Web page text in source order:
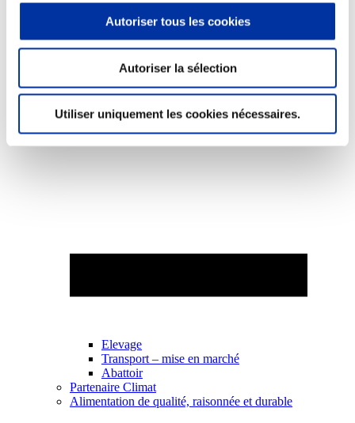
Autoriser tous les cookies
Autoriser la sélection
Utiliser uniquement les cookies nécessaires.
Valorisation de l’herbe
Autonomie des élevages
Qualité air, eau, sols
Evaluation environnementale
Bien-être, Protection et Santé des animaux
Elevage
Transport – mise en marché
Abattoir
Partenaire Climat
Alimentation de qualité, raisonnée et durable